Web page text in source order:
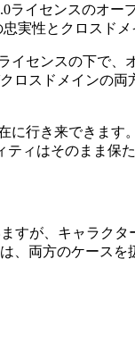
ライセンスのオ
忠実性とクロスド
イセンスの下で、
ロスドメインの
に行き来できま
ィはそのまま保た
すが、キャラク
、両方のケースを